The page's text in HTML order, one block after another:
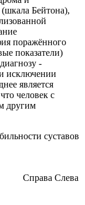
Бейтона),
поражённого
показатели)
-
исключении
является
человек с
другим
суставов
Справа Слева